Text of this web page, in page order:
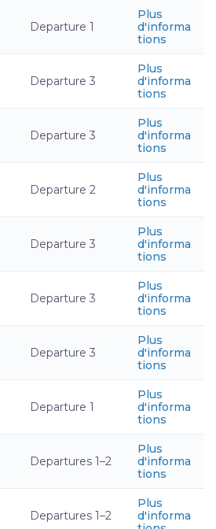
Departure 1
Plus
d'informa
tions
Departure 3
Plus
d'informa
tions
Departure 3
Plus
d'informa
tions
Departure 2
Plus
d'informa
tions
Departure 3
Plus
d'informa
tions
Departure 3
Plus
d'informa
tions
Departure 3
Plus
d'informa
tions
Departure 1
Plus
d'informa
tions
Departures 1–2
Plus
d'informa
tions
Departures 1–2
Plus
d'informa